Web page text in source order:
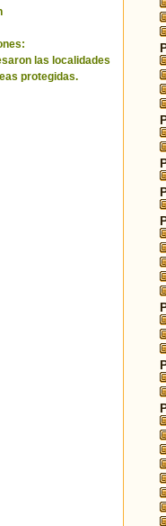
las localidades
protegidas.